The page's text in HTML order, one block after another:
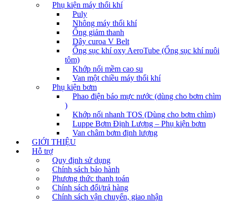
Phụ kiện máy thổi khí
Puly
Nhông máy thổi khí
Ống giảm thanh
Dây curoa V Belt
Ống sục khí oxy AeroTube (Ống sục khí nuôi
tôm)
Khớp nối mềm cao su
Van một chiều máy thổi khí
Phụ kiện bơm
Phao điện báo mực nước (dùng cho bơm chìm
)
Khớp nối nhanh TOS (Dùng cho bơm chìm)
Luppe Bơm Định Lượng – Phụ kiện bơm
Van châm bơm định lượng
GIỚI THIỆU
Hỗ trợ
Quy định sử dụng
Chính sách bảo hành
Phương thức thanh toán
Chính sách đổi/trả hàng
Chính sách vận chuyển, giao nhận